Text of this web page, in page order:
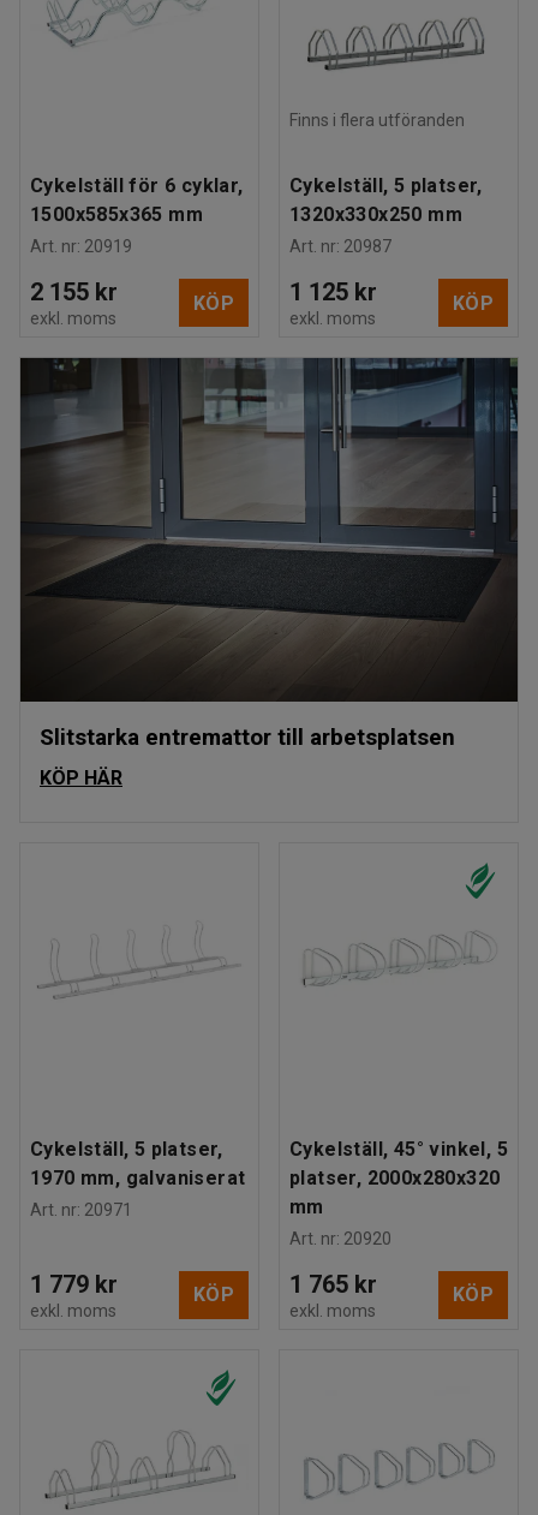
Cykelställ för 6 cyklar,
1500x585x365 mm
Art. nr: 20919
2 155 kr
exkl. moms
KÖP
Finns i flera utföranden
Cykelställ, 5 platser,
1320x330x250 mm
Art. nr: 20987
1 125 kr
exkl. moms
KÖP
Slitstarka entremattor till arbetsplatsen
KÖP HÄR
Cykelställ, 5 platser,
1970 mm, galvaniserat
Art. nr: 20971
1 779 kr
exkl. moms
KÖP
Cykelställ, 45° vinkel, 5
platser, 2000x280x320
mm
Art. nr: 20920
1 765 kr
exkl. moms
KÖP